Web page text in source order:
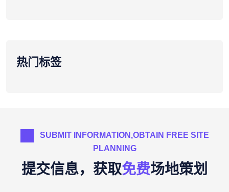
热门标签
SUBMIT INFORMATION,OBTAIN FREE SITE
PLANNING
提交信息，获取免费场地策划